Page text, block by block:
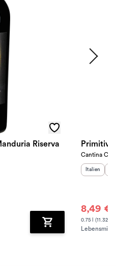
Riserva
Zum Warenkorb
Cantina
Italien
8,49 €
0.75 l (11.32 €